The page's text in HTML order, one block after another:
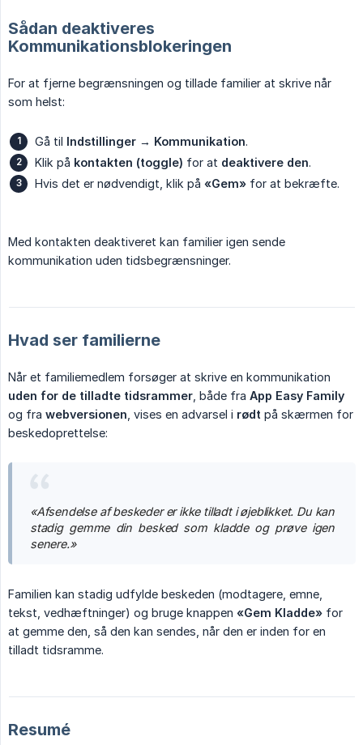
Sådan deaktiveres
Kommunikationsblokeringen
For at fjerne begrænsningen og tillade familier at skrive når
som helst:
Gå til Indstillinger → Kommunikation.
Klik på kontakten (toggle) for at deaktivere den.
Hvis det er nødvendigt, klik på «Gem» for at bekræfte.
Med kontakten deaktiveret kan familier igen sende
kommunikation uden tidsbegrænsninger.
Hvad ser familierne
Når et familiemedlem forsøger at skrive en kommunikation
uden for de tilladte tidsrammer , både fra App Easy Family
og fra webversionen , vises en advarsel i rødt på skærmen for
beskedoprettelse:
«Afsendelse af beskeder er ikke tilladt i øjeblikket. Du kan
stadig gemme din besked som kladde og prøve igen
senere.»
Familien kan stadig udfylde beskeden (modtagere, emne,
tekst, vedhæftninger) og bruge knappen «Gem Kladde» for
at gemme den, så den kan sendes, når den er inden for en
tilladt tidsramme.
Resumé